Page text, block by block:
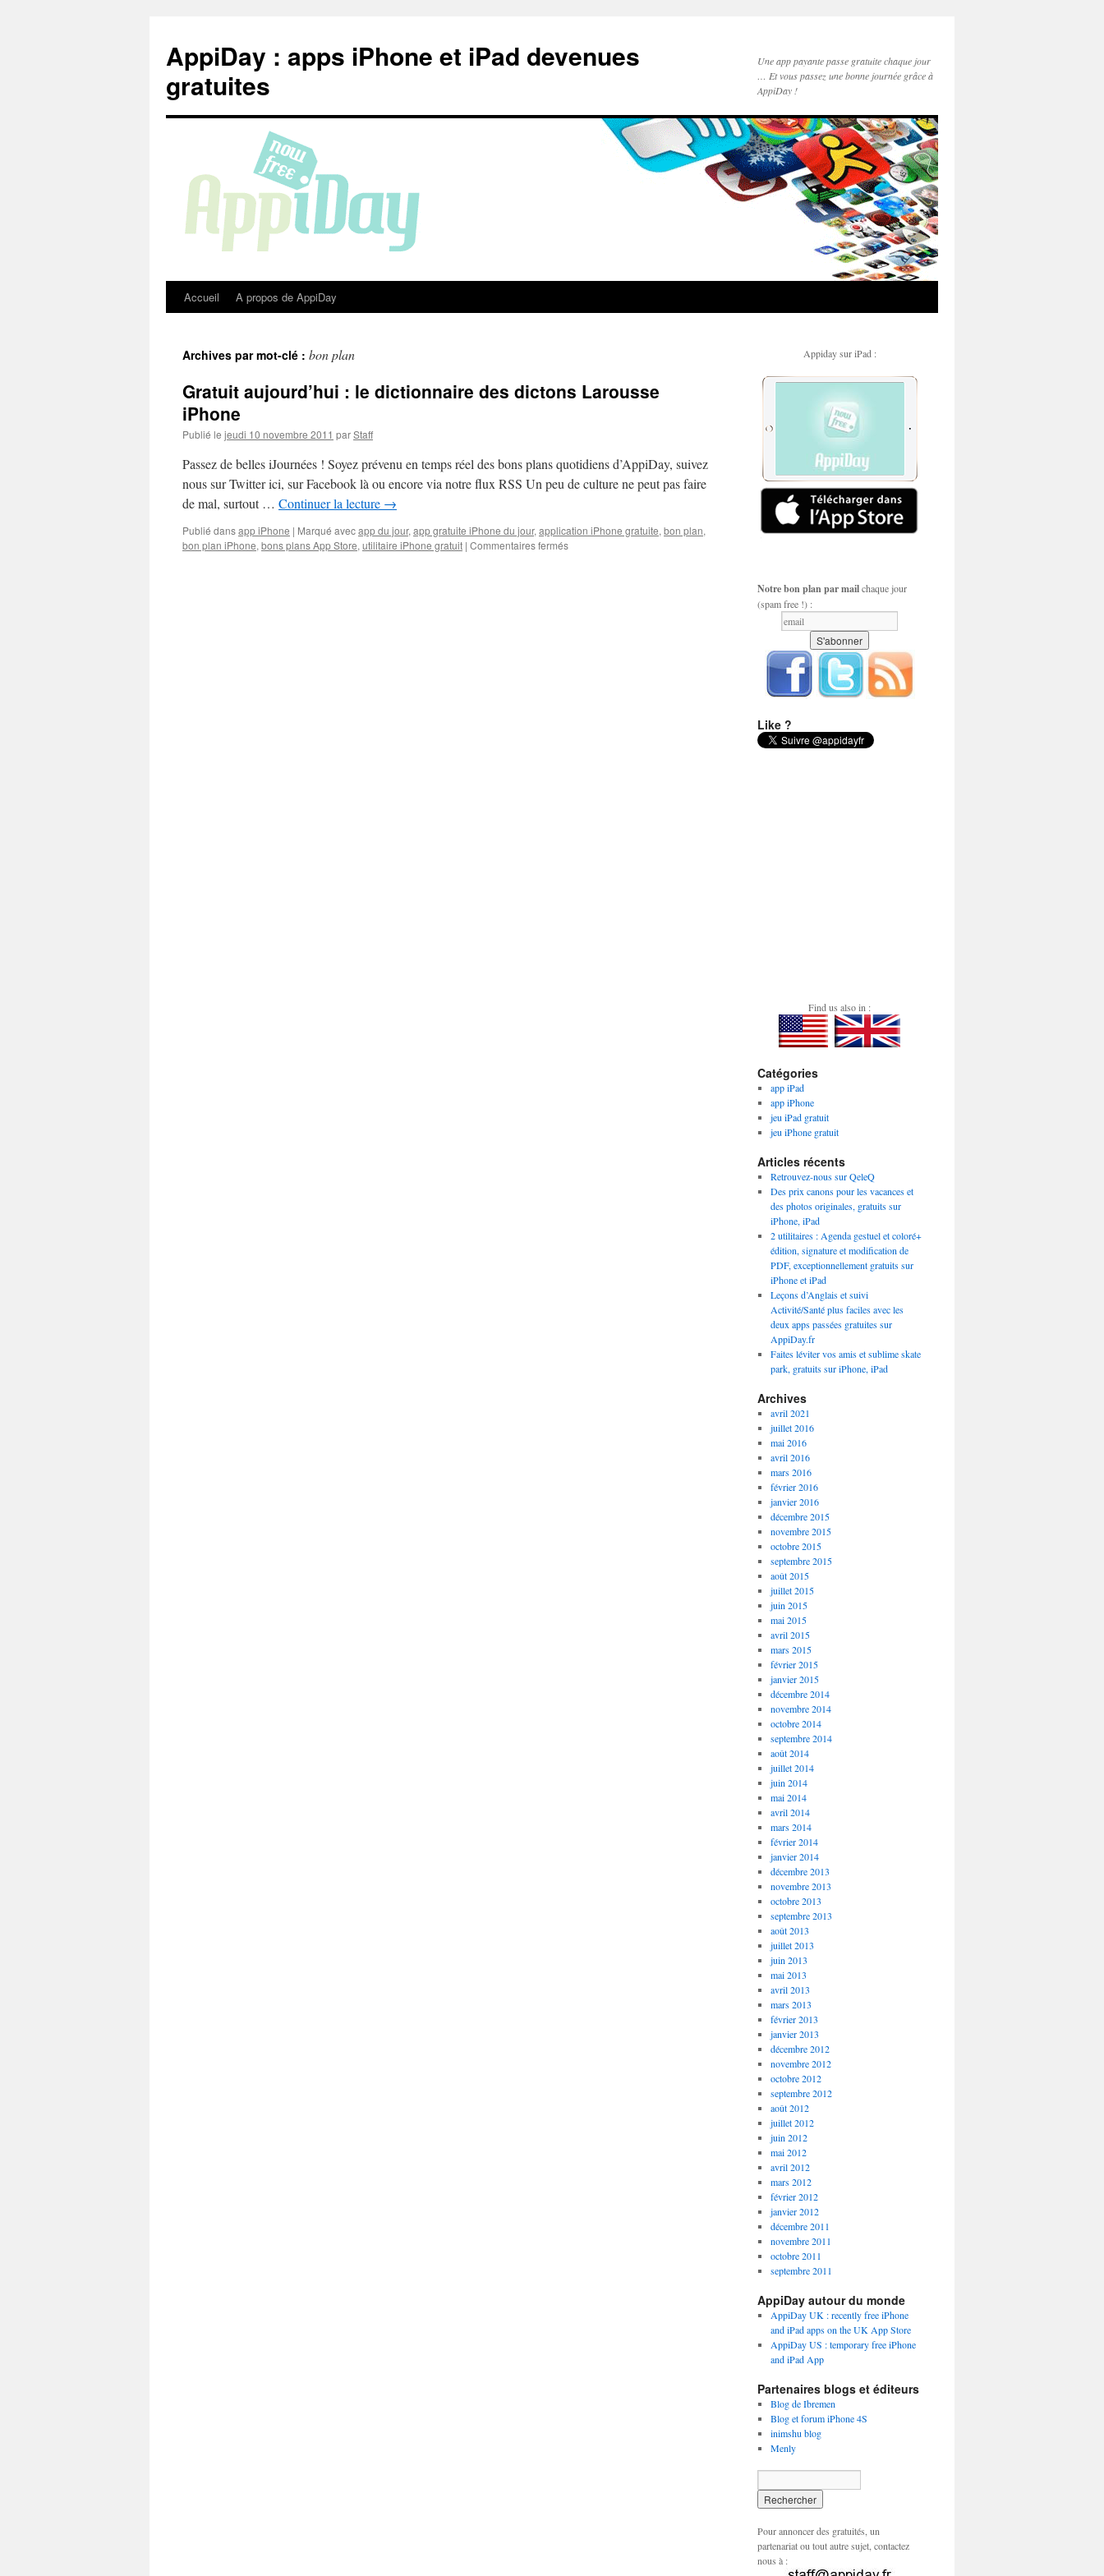
contenu
AppiDay : apps iPhone et iPad devenues
gratuites
Une app payante passe gratuite chaque jour
… Et vous passez une bonne journée grâce à
AppiDay !
Accueil A propos de AppiDay
Archives par mot-clé : bon plan
Gratuit aujourd’hui : le dictionnaire des dictons Larousse
iPhone
Publié le jeudi 10 novembre 2011 parStaff
Passez de belles iJournées ! Soyez prévenu en temps réel des bons plans quotidiens d’AppiDay, suivez
nous sur Twitter ici, sur Facebook là ou encore via notre flux RSS Un peu de culture ne peut pas faire
de mal, surtout … Continuer la lecture →
Publié dansapp iPhone | Marqué avecapp du jour, app gratuite iPhone du jour, application iPhone gratuite, bon plan,
bon plan iPhone, bons plans App Store, utilitaire iPhone gratuit | Commentaires ferméssur
Appiday sur iPad :
Notre bon plan par mailchaque jour
(spam free !) :
Like ?
Find us also in :
Catégories
app iPad
app iPhone
jeu iPad gratuit
jeu iPhone gratuit
Articles récents
Retrouvez-nous sur QeleQ
Des prix canons pour les vacances et
des photos originales, gratuits sur
iPhone, iPad
2 utilitaires : Agenda gestuel et coloré+
édition, signature et modification de
PDF, exceptionnellement gratuits sur
iPhone et iPad
Leçons d’Anglais et suivi
Activité/Santé plus faciles avec les
deux apps passées gratuites sur
AppiDay.fr
Faites léviter vos amis et sublime skate
park, gratuits sur iPhone, iPad
Archives
avril 2021
juillet 2016
mai 2016
avril 2016
mars 2016
février 2016
janvier 2016
décembre 2015
novembre 2015
octobre 2015
septembre 2015
août 2015
juillet 2015
juin 2015
mai 2015
avril 2015
mars 2015
février 2015
janvier 2015
décembre 2014
novembre 2014
octobre 2014
septembre 2014
août 2014
juillet 2014
juin 2014
mai 2014
avril 2014
mars 2014
février 2014
janvier 2014
décembre 2013
novembre 2013
octobre 2013
septembre 2013
août 2013
juillet 2013
juin 2013
mai 2013
avril 2013
mars 2013
février 2013
janvier 2013
décembre 2012
novembre 2012
octobre 2012
septembre 2012
août 2012
juillet 2012
juin 2012
mai 2012
avril 2012
mars 2012
février 2012
janvier 2012
décembre 2011
novembre 2011
octobre 2011
septembre 2011
AppiDay autour du monde
AppiDay UK : recently free iPhone
and iPad apps on the UK App Store
AppiDay US : temporary free iPhone
and iPad App
Partenaires blogs et éditeurs
Blog de Ibremen
Blog et forum iPhone 4S
inimshu blog
Menly
Pour annoncer des gratuités, un
partenariat ou tout autre sujet, contactez
nous à :